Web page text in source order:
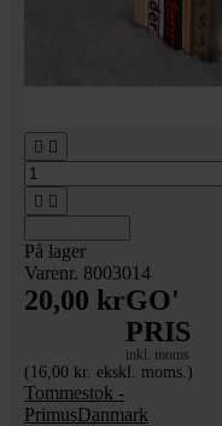
 
 
På lager
Varenr. 8003014
20,00 krGO'
PRIS
inkl. moms
(16,00 kr. ekskl. moms.)
Tommestok -
PrimusDanmark